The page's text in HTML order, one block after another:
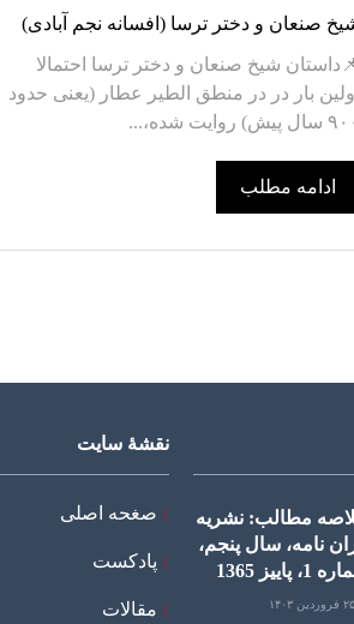
صنعان و دختر ترسا (افسانه نجم آبادی)
شیخ صنعان و دختر ترسا احتمالا
اولین بار در در منطق الطیر عطار (یعنی حدود
۹۰۰ سال پیش) روایت شده،...
ادامه مطلب
مطالب: نشریه
نامه، سال پنجم،
پاییز 1365
۲۵ فروردین ۱۴۰۳
نقشۀ سایت
صغحه اصلی
پادکست
مقالات